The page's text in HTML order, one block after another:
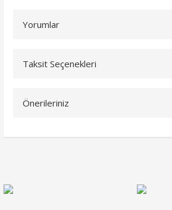
Yorumlar
Taksit Seçenekleri
Önerileriniz
Ürün resmi kalitesiz, bozuk veya